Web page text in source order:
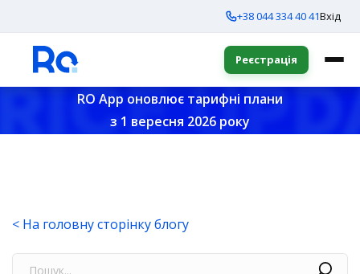
+38 044 334 40 41Вхід
Реєстрація
RO App оновлює тарифні плани
з 1 вересня 2026 року
< На головну сторінку блогу